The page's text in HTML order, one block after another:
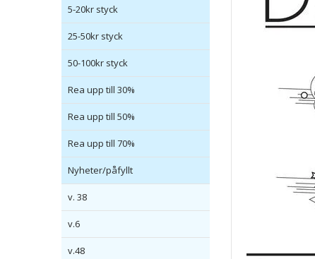
5-20kr styck
25-50kr styck
50-100kr styck
Rea upp till 30%
Rea upp till 50%
Rea upp till 70%
Nyheter/påfyllt
v. 38
v.6
v.48